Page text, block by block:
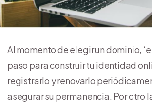
Al momento de elegir un dominio,
paso para construir tu identidad
registrarlo y renovarlo
asegurar su permanencia. Por otro